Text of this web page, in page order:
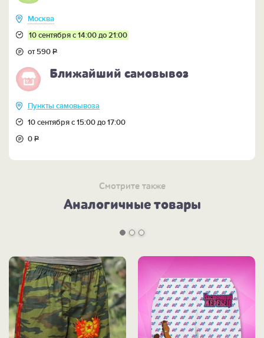
Москва
10 сентября с 14:00 до 21:00
от 590Р
Ближайший самовывоз
Пункты самовывоза
10 сентября с 15:00 до 17:00
0Р
Смотрите также
Аналогичные товары